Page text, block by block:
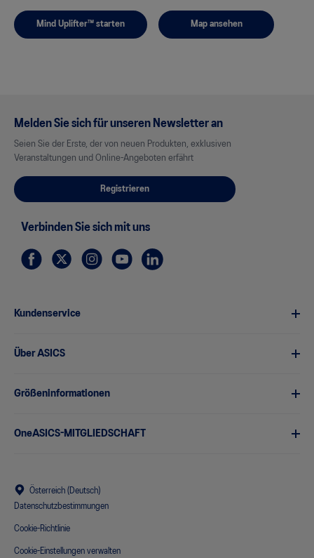
Mind Uplifter™ starten Map ansehen
Melden Sie sich für unseren Newsletter an
Seien Sie der Erste, der von neuen Produkten, exklusiven
Veranstaltungen und Online-Angeboten erfährt
Registrieren
Verbinden Sie sich mit uns
Kundenservice
Über ASICS
Größeninformationen
OneASICS-MITGLIEDSCHAFT
Österreich (Deutsch)
Datenschutzbestimmungen
Cookie-Richtlinie
Cookie-Einstellungen verwalten